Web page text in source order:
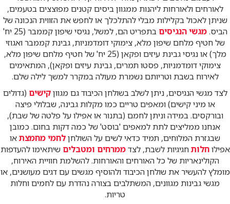
לאורחים ולאורחות ליהנות ממגוון ביסים קטנים מפוצצים בטעמים,
שניתן לאכול בקלילות מבלי להתלכלך או לחפש את הזווית הנכונה של
הביס.מגשי הנגיסים
בתפריט הם, למשל, נגיסי שיפון קממבר (25 יח'
של חטיף מלחם שיפון מלא, צימוקי דומדמניות, גבינת קממבר ואגוזי
מלך) או נגיסי גבינת עיזים ופקאן (25 יח' של חטיף מלחם שיפון מלא,
צימוקי דומדמניות, פסטו תמרים, גבינת עיזים ופקאן), המתאימים
לאירוח בשבת וטריותם נשמרת מעולה במקרר למשך לילה שלם.
לצד מגשי הנגיסים, ניתן לשלב בשולחן הכיבוד גם מגווןקישים (גדולים
או מיני קישים) ומאפים טריים כמו מקלות גבינה, שבלולי פיצה
ובורקסים. במידה וניתן לחמם (בתנור או אפילו על פלטה של שבת),
אנחנו ממליצים לתת למאפים 'בוסט' של כמה דקות בחום. כמובן
שבגזרת המלוחים, תמיד כדאי לשים על השולחןלחמי מחמצתאו
אפילוחלותחגיגיות לשבת, לצדממרחים ומטבלים שיתאימו להעדפות
הקולינאריות של כל האורחים והאורחות. להשלמת חוויית האירוח,
מומלץ להעשיר את שולחן הכיבוד ולהוסיף מגשים עם דגים מעושנים, או
מגשי גבינות מגוונים, המשתלבים בצורה נהדרת עם לחמים וחלות
טריות.